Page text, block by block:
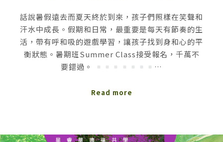
話說暑假遠去而夏天終於到來，孩子們照樣在笑聲和
汗水中成長。假期和日常，最重要是每天有節奏的生
活，帶有呼和吸的遊戲學習，讓孩子找到身和心的平
衡狀態。暑期班Summer Class接受報名，千萬不
要錯過。
…
Read more